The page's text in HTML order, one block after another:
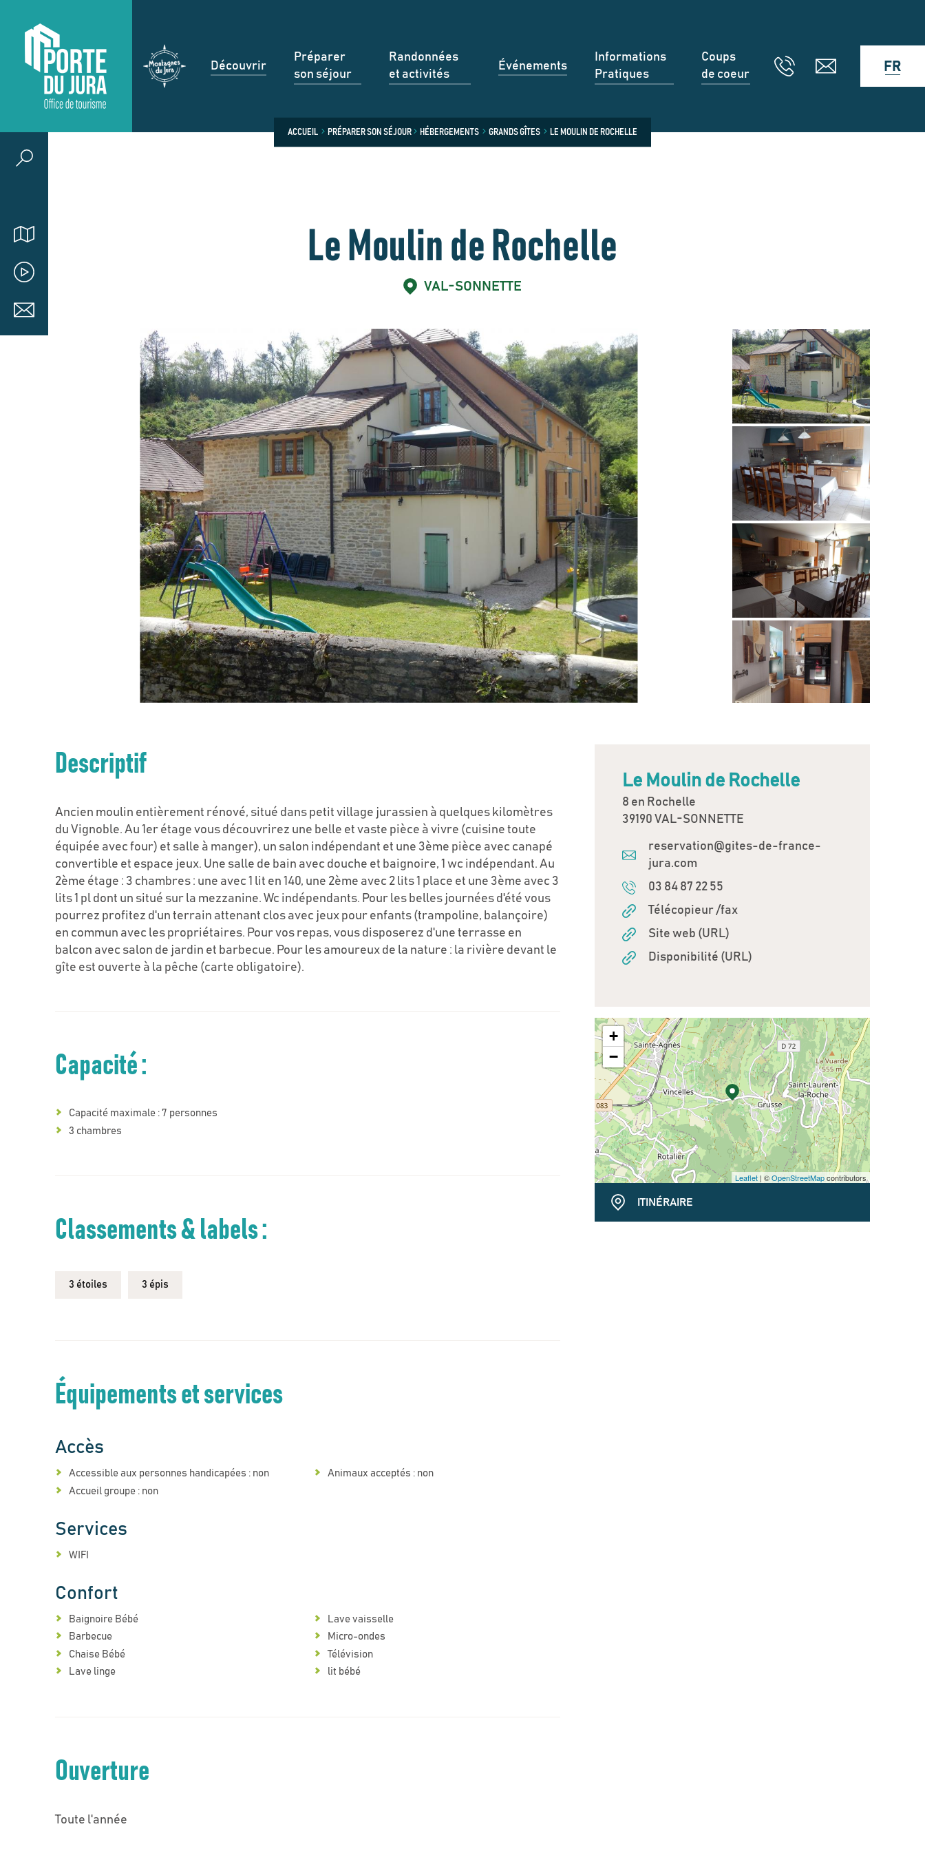
Découvrir
Préparer
son séjour
Randonnées
et activités
Événements
Informations
Pratiques
Coups
de coeur
FR
ACCUEIL PRÉPARER SON SÉJOUR HÉBERGEMENTS GRANDS GÎTES LE MOULIN DE ROCHELLE
Le Moulin de Rochelle
VAL-SONNETTE
Le Moulin de Rochelle
8 en Rochelle
39190 VAL-SONNETTE
reservation@gites-de-france-
jura.com
03 84 87 22 55
Télécopieur /fax
Site web (URL)
Disponibilité (URL)
+
−
Leaflet | ©OpenStreetMapcontributors
ITINÉRAIRE
Descriptif
Ancien moulin entièrement rénové, situé dans petit village jurassien à quelques kilomètres
du Vignoble. Au 1er étage vous découvrirez une belle et vaste pièce à vivre (cuisine toute
équipée avec four) et salle à manger), un salon indépendant et une 3ème pièce avec canapé
convertible et espace jeux. Une salle de bain avec douche et baignoire, 1 wc indépendant. Au
2ème étage : 3 chambres : une avec 1 lit en 140, une 2ème avec 2 lits 1 place et une 3ème avec 3
lits 1 pl dont un situé sur la mezzanine. Wc indépendants. Pour les belles journées d'été vous
pourrez profitez d'un terrain attenant clos avec jeux pour enfants (trampoline, balançoire)
en commun avec les propriétaires. Pour vos repas, vous disposerez d'une terrasse en
balcon avec salon de jardin et barbecue. Pour les amoureux de la nature : la rivière devant le
gîte est ouverte à la pêche (carte obligatoire).
Capacité :
Capacité maximale : 7 personnes
3 chambres
Classements & labels :
3 étoiles 3 épis
Équipements et services
Accès
Accessible aux personnes handicapées : non
Accueil groupe : non
Animaux acceptés : non
Services
WIFI
Confort
Baignoire Bébé
Barbecue
Chaise Bébé
Lave linge
Lave vaisselle
Micro-ondes
Télévision
lit bébé
Ouverture
Toute l'année